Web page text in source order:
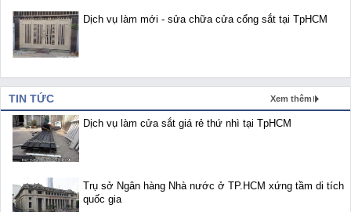
Dịch vụ làm mới - sửa chữa cửa cổng sắt tại TpHCM
TIN TỨC Xem thêm
Dịch vụ làm cửa sắt giá rẻ thứ nhì tại TpHCM
Trụ sở Ngân hàng Nhà nước ở TP.HCM xứng tầm di tích
quốc gia